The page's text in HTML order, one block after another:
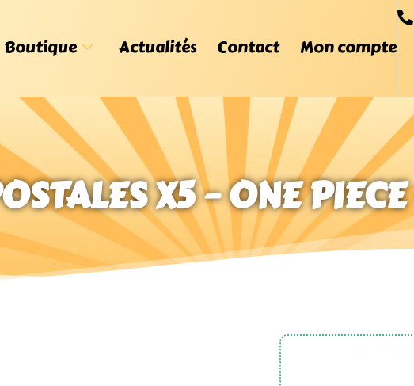
Boutique Actualités Contact Mon compte
X5 – ONE